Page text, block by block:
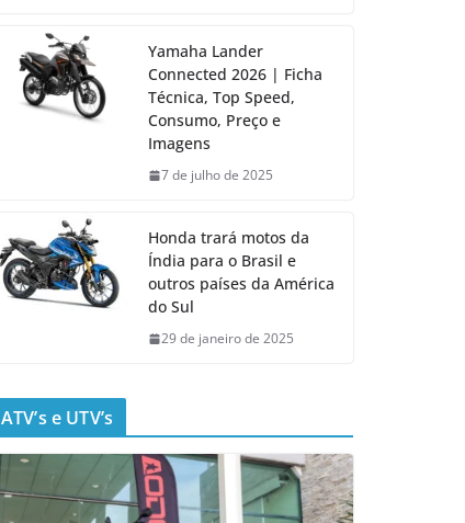
Yamaha Lander
Connected 2026 | Ficha
Técnica, Top Speed,
Consumo, Preço e
Imagens
7 de julho de 2025
Honda trará motos da
Índia para o Brasil e
outros países da América
do Sul
29 de janeiro de 2025
ATV’s e UTV’s